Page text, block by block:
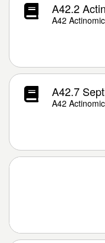
A42.2
A42
A42.7
A42